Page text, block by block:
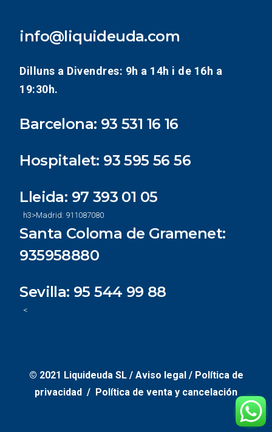
info@liquideuda.com
Dilluns a Divendres: 9h a 14h i de 16h a
19:30h.
Barcelona: 93 531 16 16
Hospitalet: 93 595 56 56
Lleida: 97 393 01 05
h3>Madrid: 911087080
Santa Coloma de Gramenet:
935958880
Sevilla: 95 544 99 88
<
© 2021 Liquideuda SL / Aviso legal / Política de
privacidad / Política de venta y cancelación